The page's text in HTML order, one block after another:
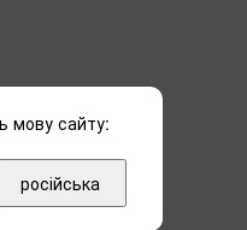
мову сайту:
російська